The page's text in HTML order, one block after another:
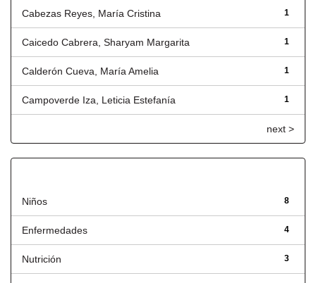
1
Cabezas Reyes, María Cristina
1
Caicedo Cabrera, Sharyam Margarita
1
Calderón Cueva, María Amelia
1
Campoverde Iza, Leticia Estefanía
next >
8
Niños
4
Enfermedades
3
Nutrición